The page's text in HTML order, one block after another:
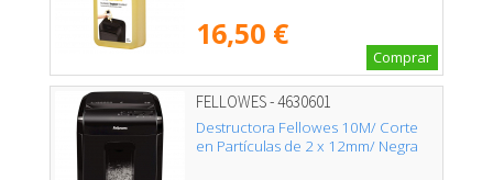
16,50 €
Comprar
FELLOWES - 4630601
Destructora Fellowes 10M/ Corte
en Partículas de 2 x 12mm/ Negra